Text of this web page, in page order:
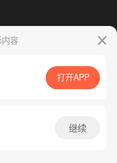
App免费看
容
打开APP
继续